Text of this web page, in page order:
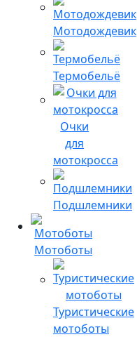
Мотодождевик
Термобельё
Очки
для
мотокросса
Подшлемники
Мотоботы
Туристические
мотоботы